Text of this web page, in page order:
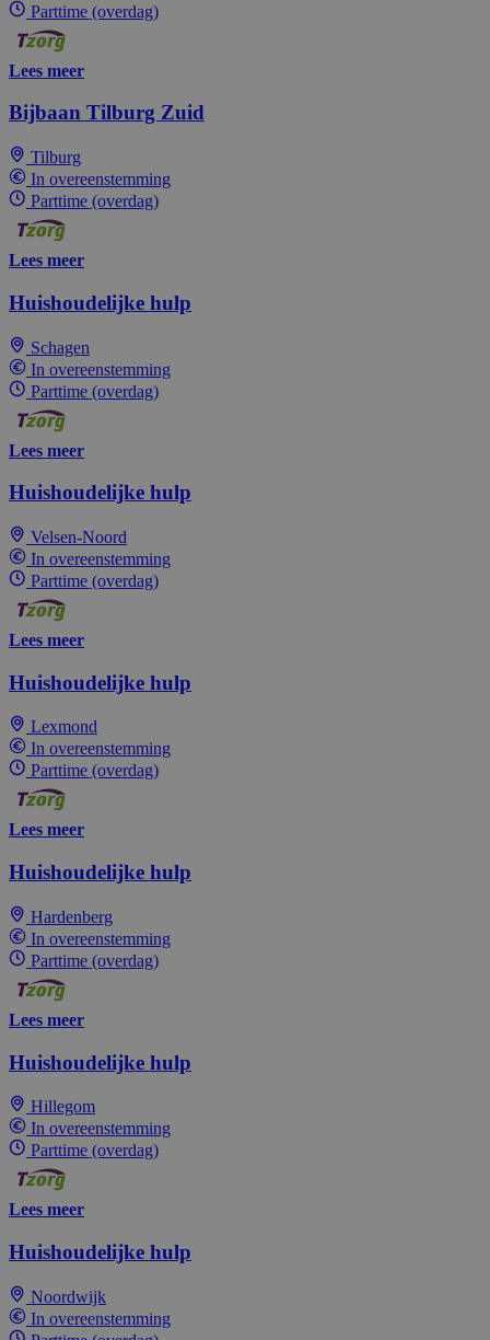
Parttime (overdag)
Lees meer
Bijbaan Tilburg Zuid
Tilburg
In overeenstemming
Parttime (overdag)
Lees meer
Huishoudelijke hulp
Schagen
In overeenstemming
Parttime (overdag)
Lees meer
Huishoudelijke hulp
Velsen-Noord
In overeenstemming
Parttime (overdag)
Lees meer
Huishoudelijke hulp
Lexmond
In overeenstemming
Parttime (overdag)
Lees meer
Huishoudelijke hulp
Hardenberg
In overeenstemming
Parttime (overdag)
Lees meer
Huishoudelijke hulp
Hillegom
In overeenstemming
Parttime (overdag)
Lees meer
Huishoudelijke hulp
Noordwijk
In overeenstemming